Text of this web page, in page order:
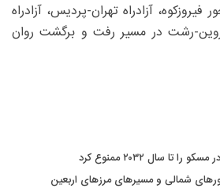
آزادراه تهران-پردیس، آزادراه
رشت در مسیر رفت و برگشت روان
تا سال ۲۰۳۲ ممنوع کرد
شمالی و مسیرهای مرزهای اربعین